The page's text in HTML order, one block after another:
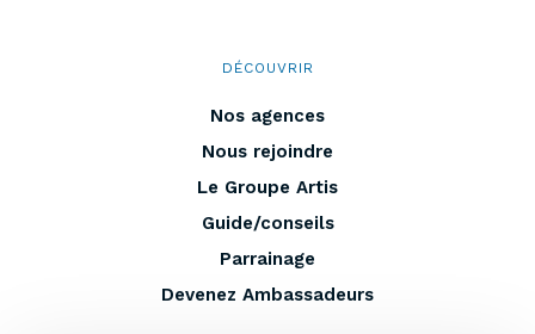
DÉCOUVRIR
Nos agences
Nous rejoindre
Le Groupe Artis
Guide/conseils
Parrainage
Devenez Ambassadeurs